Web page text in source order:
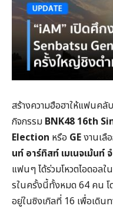
สร้างความฮือฮาให้แฟนคลั
กิจกรรม BNK48 16th
Election หรือ GEงานเลื
นท์ อาร์ทิสท์ เมเนจเม้นท์
แฟนๆ ได้ร่วมโหวตไอดอลใ
รในครั้งนี้ทั้งหมด 64 คน โ
อยู่ในซิงเกิลที่ 16 เพื่อเดินท